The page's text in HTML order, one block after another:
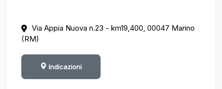
Via Appia Nuova n.23 - km19,400, 00047 Marino
(RM)
Indicazioni